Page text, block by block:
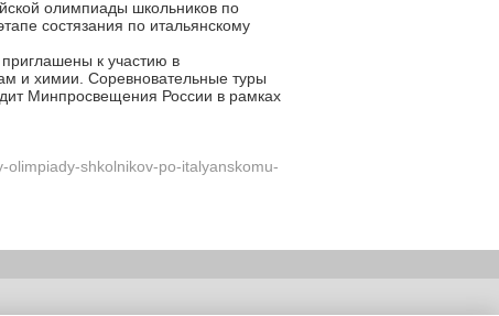
олимпиады школьников по
состязания по итальянскому
к участию в
и химии. Соревновательные туры
Минпросвещения России в рамках
shkolnikov-po-italyanskomu-